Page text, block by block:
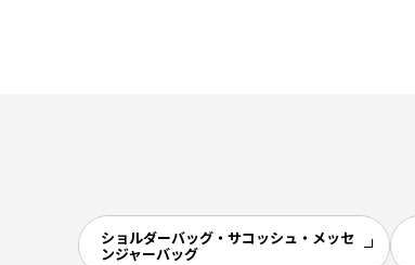
ショルダーバッグ・サコッシュ・メッセ
ンジャーバッグ